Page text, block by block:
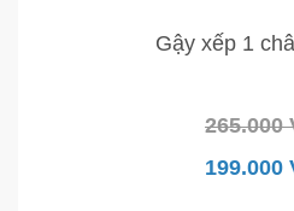
Gậy xếp 1
265.000
199.000